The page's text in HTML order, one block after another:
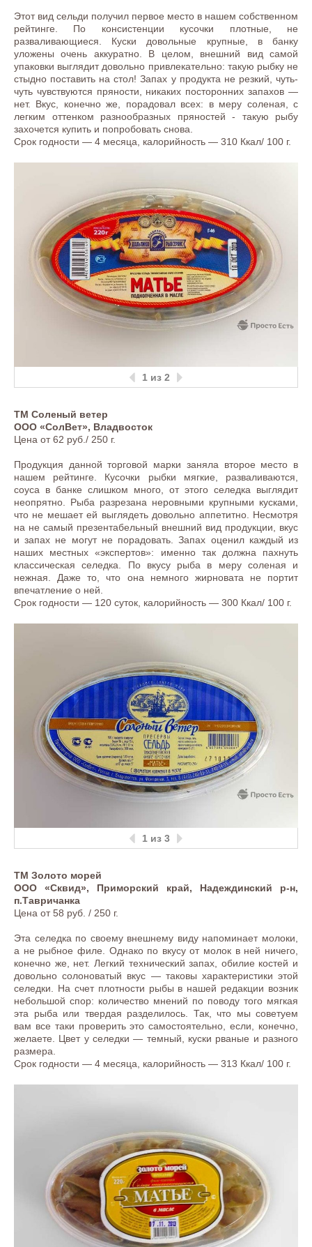
Этот вид сельди получил первое место в нашем собственном
рейтинге. По консистенции кусочки плотные, не
разваливающиеся. Куски довольные крупные, в банку
уложены очень аккуратно. В целом, внешний вид самой
упаковки выглядит довольно привлекательно: такую рыбку не
стыдно поставить на стол! Запах у продукта не резкий, чуть-
чуть чувствуются пряности, никаких посторонних запахов —
нет. Вкус, конечно же, порадовал всех: в меру соленая, с
легким оттенком разнообразных пряностей - такую рыбу
захочется купить и попробовать снова.
Срок годности — 4 месяца, калорийность — 310 Ккал/ 100 г.
1 из 2
ТМ Соленый ветер
ООО «СолВет», Владвосток
Цена от 62 руб./ 250 г.
Продукция данной торговой марки заняла второе место в
нашем рейтинге. Кусочки рыбки мягкие, разваливаются,
соуса в банке слишком много, от этого селедка выглядит
неопрятно. Рыба разрезана неровными крупными кусками,
что не мешает ей выглядеть довольно аппетитно. Несмотря
на не самый презентабельный внешний вид продукции, вкус
и запах не могут не порадовать. Запах оценил каждый из
наших местных «экспертов»: именно так должна пахнуть
классическая селедка. По вкусу рыба в меру соленая и
нежная. Даже то, что она немного жирновата не портит
впечатление о ней.
Срок годности — 120 суток, калорийность — 300 Ккал/ 100 г.
1 из 3
ТМ Золото морей
ООО «Сквид», Приморский край, Надеждинский р-н,
п.Тавричанка
Цена от 58 руб. / 250 г.
Эта селедка по своему внешнему виду напоминает молоки,
а не рыбное филе. Однако по вкусу от молок в ней ничего,
конечно же, нет. Легкий технический запах, обилие костей и
довольно солоноватый вкус — таковы характеристики этой
селедки. На счет плотности рыбы в нашей редакции возник
небольшой спор: количество мнений по поводу того мягкая
эта рыба или твердая разделилось. Так, что мы советуем
вам все таки проверить это самостоятельно, если, конечно,
желаете. Цвет у селедки — темный, куски рваные и разного
размера.
Срок годности — 4 месяца, калорийность — 313 Ккал/ 100 г.